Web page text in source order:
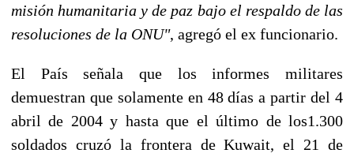
misión humanitaria y de paz bajo el respaldo de las
resoluciones de la ONU", agregó el ex funcionario.
El País señala que los informes militares
demuestran que solamente en 48 días a partir del 4
abril de 2004 y hasta que el último de los1.300
soldados cruzó la frontera de Kuwait, el 21 de